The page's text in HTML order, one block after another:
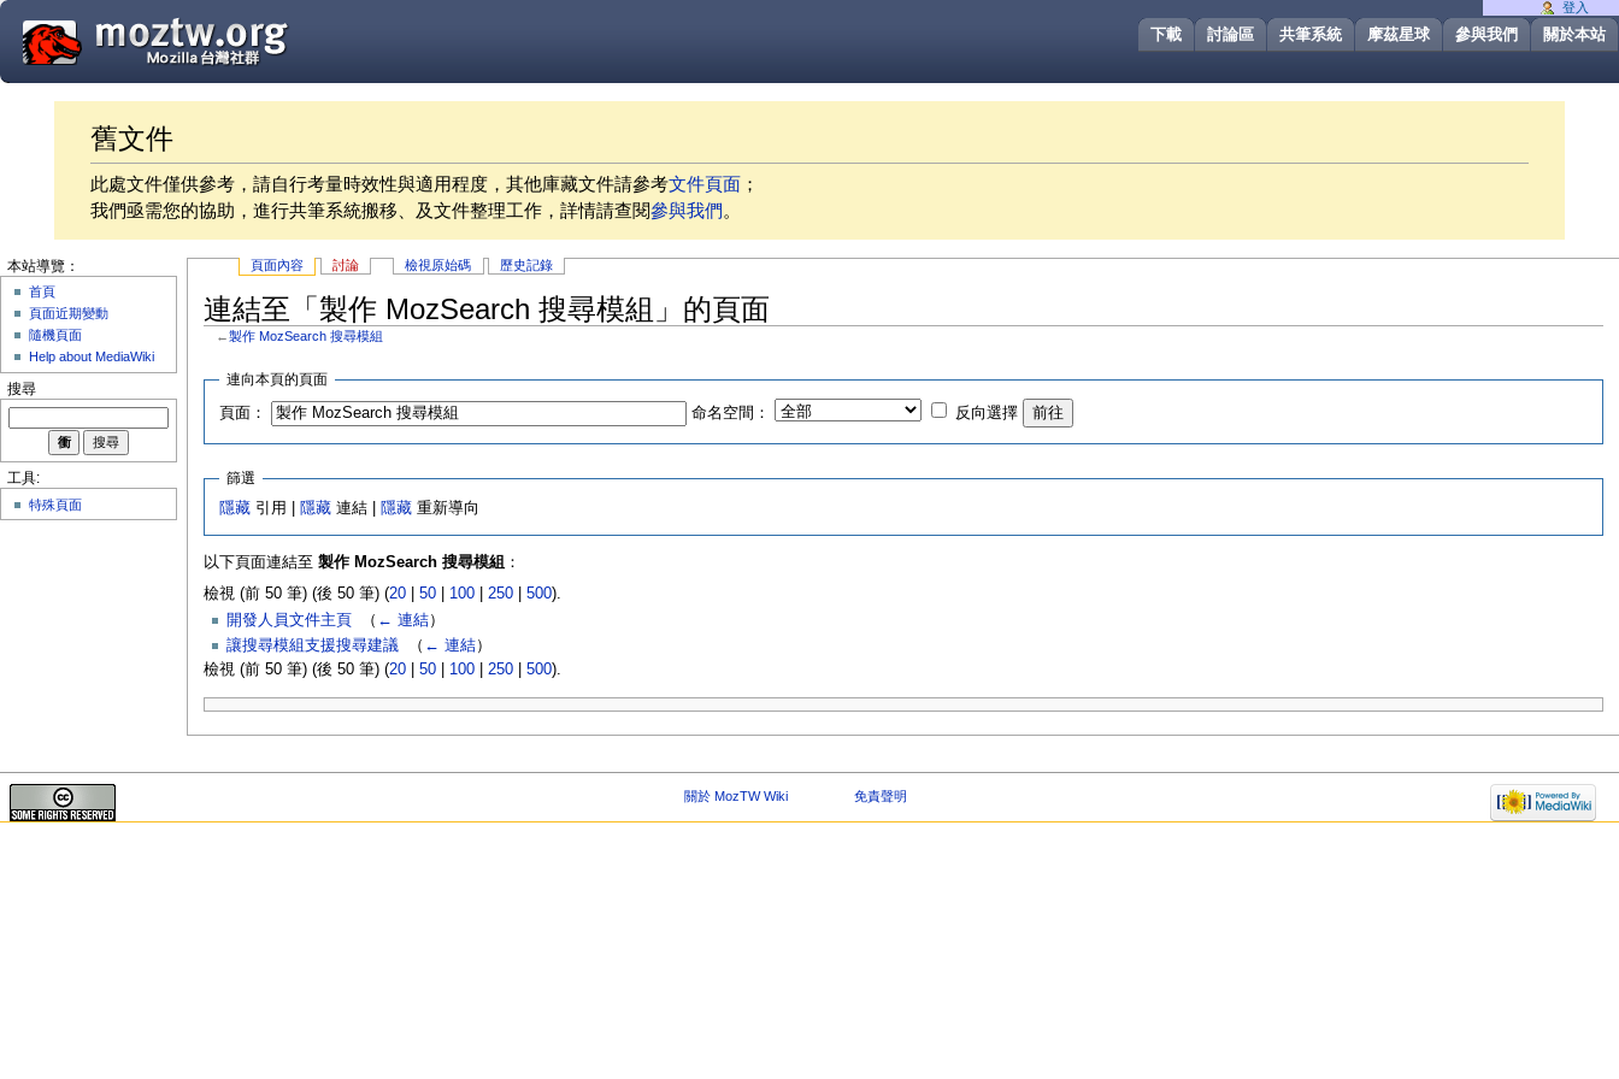
關於本站
參與我們
摩茲星球
共筆系統
討論區
下載
舊文件
此處文件僅供參考，請自行考量時效性與適用程度，其他庫藏文件請參考文件頁面 ；
我們亟需您的協助，進行共筆系統搬移、及文件整理工作，詳情請查閱參與我們。
頁面內容 討論 檢視原始碼 歷史記錄
連結至「製作 MozSearch 搜尋模組」的頁面
←製作 MozSearch 搜尋模組
連向本頁的頁面
頁面： 命名空間： 反向選擇
篩選
隱藏 引用 | 隱藏 連結 | 隱藏 重新導向
以下頁面連結至 製作 MozSearch 搜尋模組 ：
檢視 (前 50 筆) (後 50 筆) (20| 50| 100| 250| 500).
開發人員文件主頁
（ ← 連結）
讓搜尋模組支援搜尋建議
（ ← 連結）
檢視 (前 50 筆) (後 50 筆) (20| 50| 100| 250| 500).
登入
本站導覽：
首頁
頁面近期變動
隨機頁面
Help about MediaWiki
搜尋
工具:
特殊頁面
關於 MozTW Wiki 免責聲明